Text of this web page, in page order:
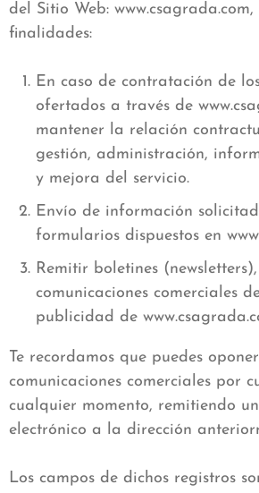
del Sitio Web:
finalidades:
En caso de contratación de
ofertados a través de
mantener la relación
gestión, administración,
y mejora del servicio.
Envío de información
formularios dispuestos en
Remitir boletines
comunicaciones comerciales
publicidad de
Te recordamos que puedes
comunicaciones comerciales por
cualquier momento, remitiendo
electrónico a la dirección
Los campos de dichos registros